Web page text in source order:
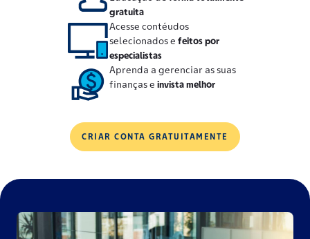
gratuita
Acesse contéudos
selecionados e feitos por
especialistas
Aprenda a gerenciar as suas
finanças e invista melhor
CRIAR CONTA GRATUITAMENTE